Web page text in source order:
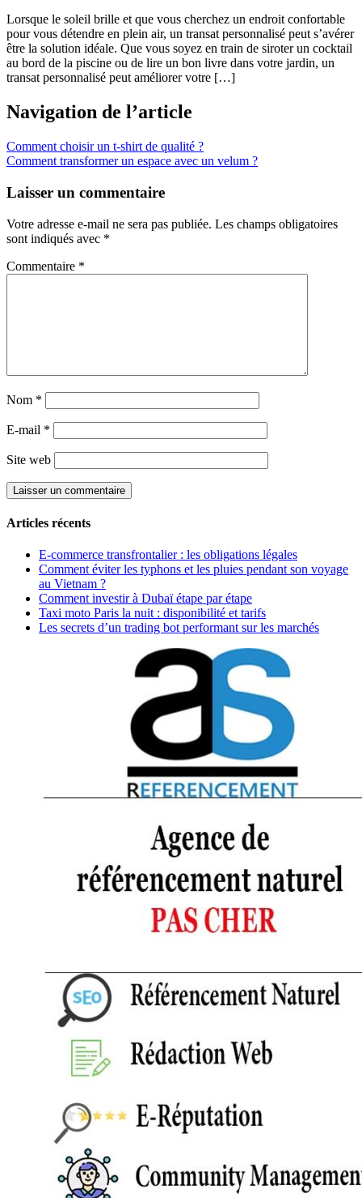
Lorsque le soleil brille et que vous cherchez un endroit confortable
pour vous détendre en plein air, un transat personnalisé peut s’avérer
être la solution idéale. Que vous soyez en train de siroter un cocktail
au bord de la piscine ou de lire un bon livre dans votre jardin, un
transat personnalisé peut améliorer votre […]
Navigation de l’article
Comment choisir un t-shirt de qualité ?
Comment transformer un espace avec un velum ?
Laisser un commentaire
Votre adresse e-mail ne sera pas publiée. Les champs obligatoires
sont indiqués avec *
Commentaire *
Nom *
E-mail *
Site web
Articles récents
E-commerce transfrontalier : les obligations légales
Comment éviter les typhons et les pluies pendant son voyage
au Vietnam ?
Comment investir à Dubaï étape par étape
Taxi moto Paris la nuit : disponibilité et tarifs
Les secrets d’un trading bot performant sur les marchés